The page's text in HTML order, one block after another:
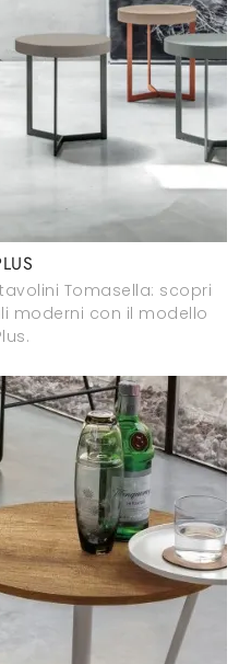
Tomasella: scopri
moderni con il modello